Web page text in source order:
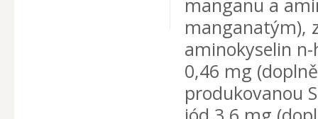
manganu a
manganatým),
aminokyselin
0,46 mg
produkovanou